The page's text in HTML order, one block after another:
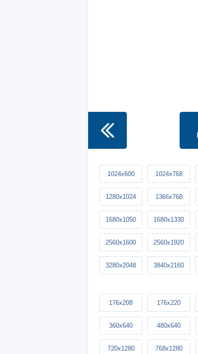
1024x600 1024x768
1280x1024 1366x768
1680x1050 1680x1330
2560x1600 2560x1920
3280x2048 3840x2160
176x208 176x220
360x640 480x640
720x1280 768x1280